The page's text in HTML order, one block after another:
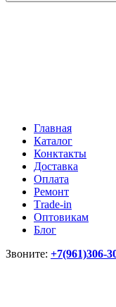
Главная
Каталог
Конктакты
Доставка
Оплата
Ремонт
Тrade-in
Оптовикам
Блог
Звоните: +7(961)306-